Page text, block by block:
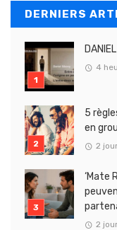
DERNIERS
4
5
en
2
‘Mate
2